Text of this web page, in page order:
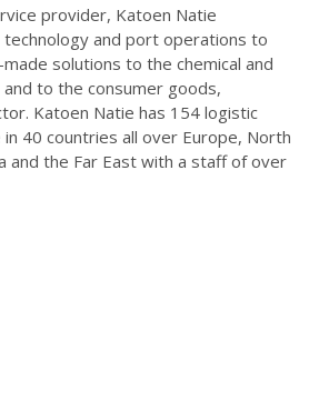
provider, Katoen Natie
technology and port operations to
solutions to the chemical and
to the consumer goods,
Katoen Natie has 154 logistic
40 countries all over Europe, North
and the Far East with a staff of over